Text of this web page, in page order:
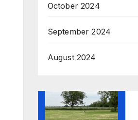
October 2024
September 2024
August 2024